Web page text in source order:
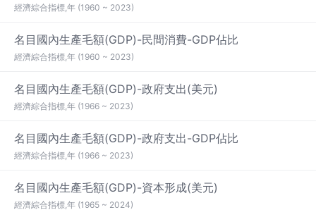
經濟綜合指標,年 (1960 ~ 2023)
名目國內生產毛額(GDP)-民間消費-GDP佔比
經濟綜合指標,年 (1960 ~ 2023)
名目國內生產毛額(GDP)-政府支出(美元)
經濟綜合指標,年 (1966 ~ 2023)
名目國內生產毛額(GDP)-政府支出-GDP佔比
經濟綜合指標,年 (1966 ~ 2023)
名目國內生產毛額(GDP)-資本形成(美元)
經濟綜合指標,年 (1965 ~ 2024)